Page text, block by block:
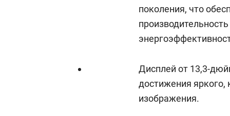
поколения, что
Дисплей от 13,3-
достижения яркого,
изображения.